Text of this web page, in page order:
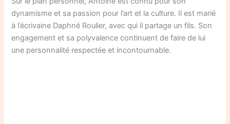
dynamisme et sa passion pour l’art et la culture. Il est marié
à l’écrivaine Daphné Roulier, avec qui il partage un fils. Son
engagement et sa polyvalence continuent de faire de lui
une personnalité respectée et incontournable.